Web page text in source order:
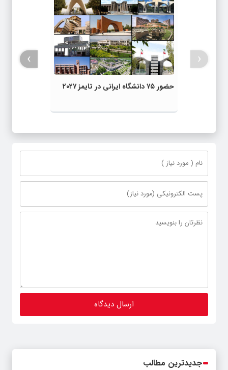
حضور ۷۵ دانشگاه ایرانی در تایمز ۲۰۲۷
‹
›
جدیدترین مطالب